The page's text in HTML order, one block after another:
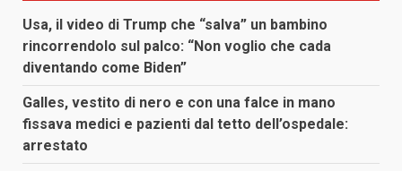
Usa, il video di Trump che “salva” un bambino
rincorrendolo sul palco: “Non voglio che cada
diventando come Biden”
Galles, vestito di nero e con una falce in mano
fissava medici e pazienti dal tetto dell’ospedale:
arrestato